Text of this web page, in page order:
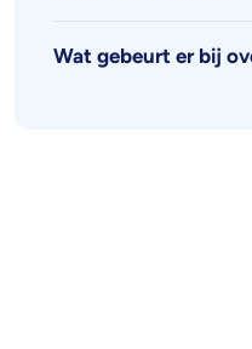
Wat gebeurt er bij